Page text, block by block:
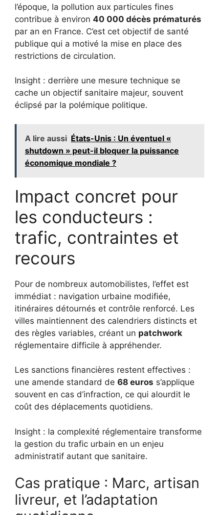
l’époque, la pollution aux particules fines
contribue à environ 40 000 décès prématurés
par an en France. C’est cet objectif de santé
publique qui a motivé la mise en place des
restrictions de circulation.
Insight : derrière une mesure technique se
cache un objectif sanitaire majeur, souvent
éclipsé par la polémique politique.
A lire aussi États-Unis : Un éventuel «
shutdown » peut-il bloquer la puissance
économique mondiale ?
Impact concret pour
les conducteurs :
trafic, contraintes et
recours
Pour de nombreux automobilistes, l’effet est
immédiat : navigation urbaine modifiée,
itinéraires détournés et contrôle renforcé. Les
villes maintiennent des calendriers distincts et
des règles variables, créant un patchwork
réglementaire difficile à appréhender.
Les sanctions financières restent effectives :
une amende standard de 68 euros s’applique
souvent en cas d’infraction, ce qui alourdit le
coût des déplacements quotidiens.
Insight : la complexité réglementaire transforme
la gestion du trafic urbain en un enjeu
administratif autant que sanitaire.
Cas pratique : Marc, artisan
livreur, et l’adaptation